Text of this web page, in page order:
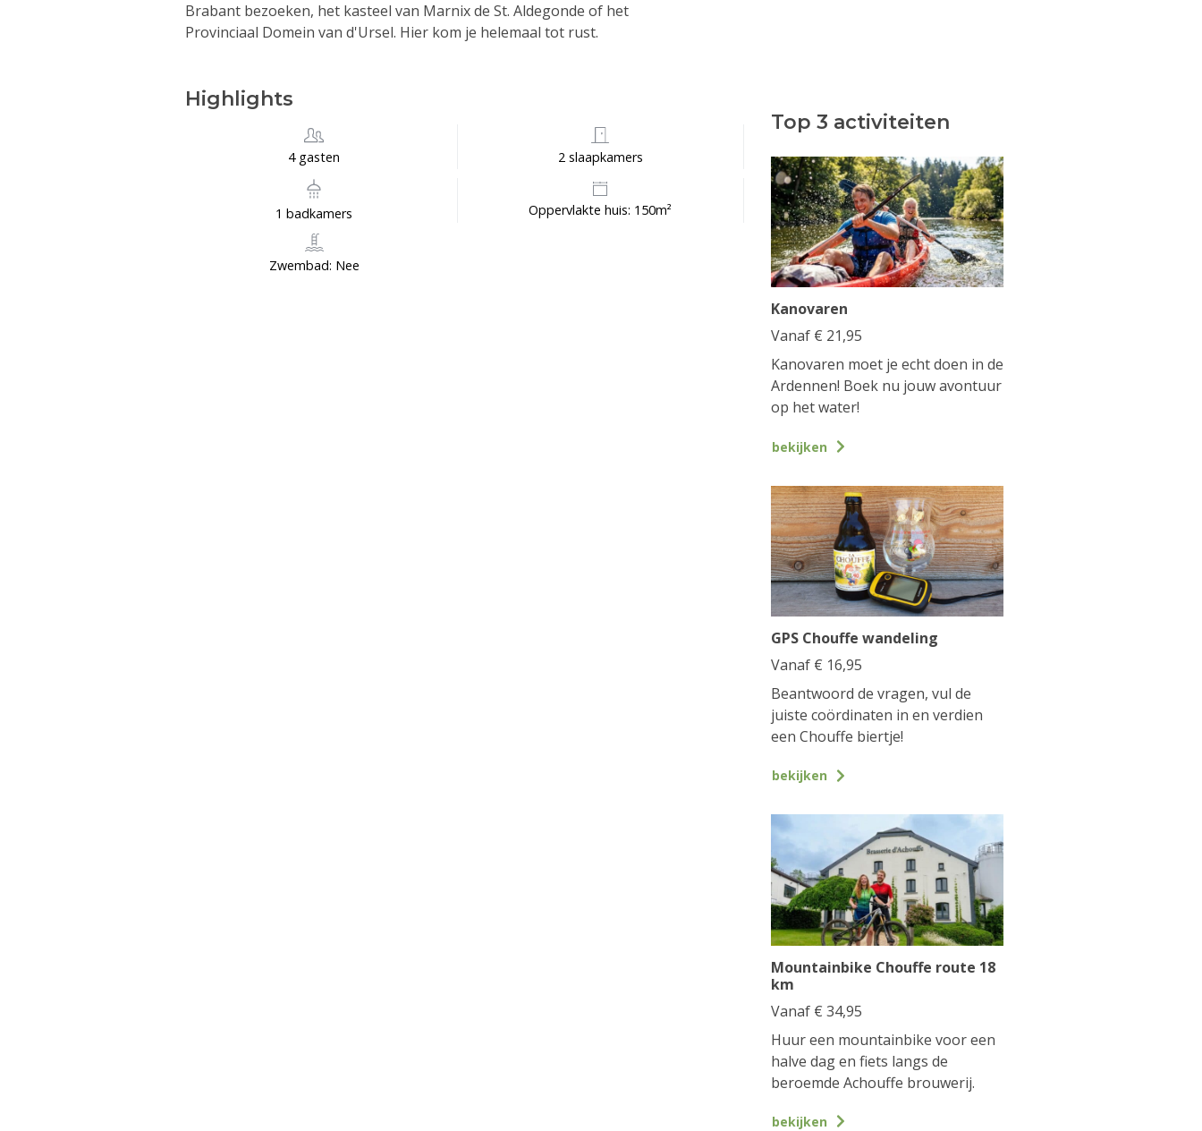
Brabant bezoeken, het kasteel van Marnix de St. Aldegonde of het
Provinciaal Domein van d'Ursel. Hier kom je helemaal tot rust.
Highlights
4 gasten 2 slaapkamers
1 badkamers Oppervlakte huis: 150m²
Zwembad: Nee
Top 3 activiteiten
Kanovaren
Vanaf € 21,95
Kanovaren moet je echt doen in de
Ardennen! Boek nu jouw avontuur
op het water!
bekijken
GPS Chouffe wandeling
Vanaf € 16,95
Beantwoord de vragen, vul de
juiste coördinaten in en verdien
een Chouffe biertje!
bekijken
Mountainbike Chouffe route 18
km
Vanaf € 34,95
Huur een mountainbike voor een
halve dag en fiets langs de
beroemde Achouffe brouwerij.
bekijken